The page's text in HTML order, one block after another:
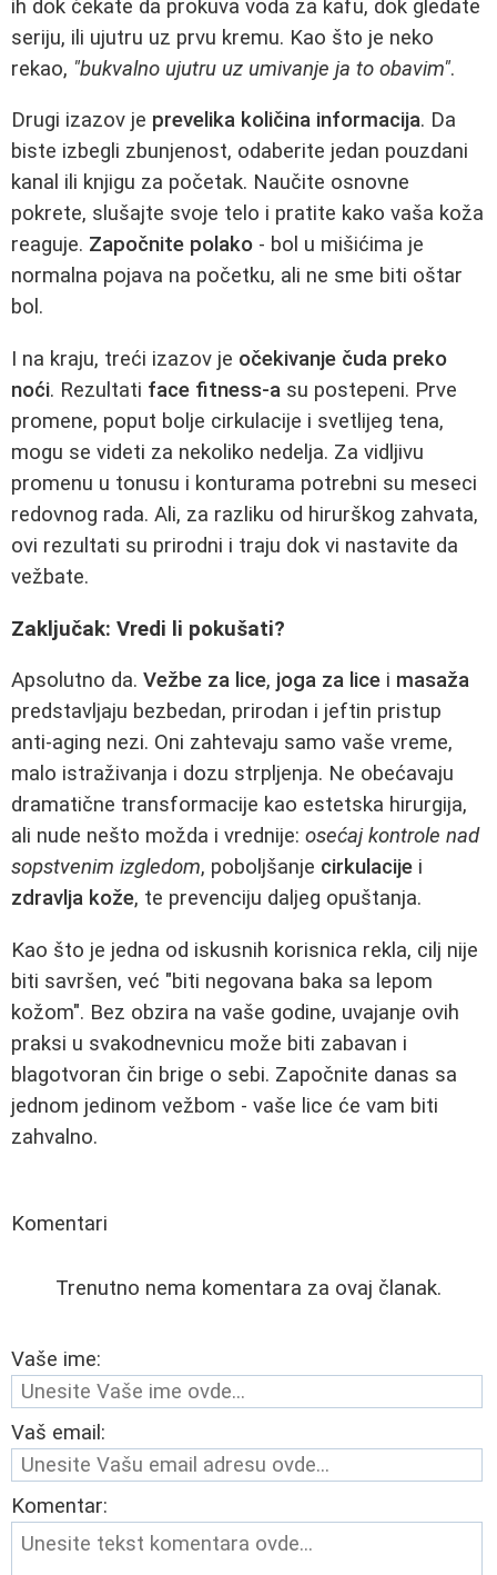
ih dok čekate da prokuva voda za kafu, dok gledate
seriju, ili ujutru uz prvu kremu. Kao što je neko
rekao, "bukvalno ujutru uz umivanje ja to obavim".
Drugi izazov je prevelika količina informacija. Da
biste izbegli zbunjenost, odaberite jedan pouzdani
kanal ili knjigu za početak. Naučite osnovne
pokrete, slušajte svoje telo i pratite kako vaša koža
reaguje. Započnite polako - bol u mišićima je
normalna pojava na početku, ali ne sme biti oštar
bol.
I na kraju, treći izazov je očekivanje čuda preko
noći. Rezultati face fitness-a su postepeni. Prve
promene, poput bolje cirkulacije i svetlijeg tena,
mogu se videti za nekoliko nedelja. Za vidljivu
promenu u tonusu i konturama potrebni su meseci
redovnog rada. Ali, za razliku od hirurškog zahvata,
ovi rezultati su prirodni i traju dok vi nastavite da
vežbate.
Zaključak: Vredi li pokušati?
Apsolutno da. Vežbe za lice, joga za lice i masaža
predstavljaju bezbedan, prirodan i jeftin pristup
anti-aging nezi. Oni zahtevaju samo vaše vreme,
malo istraživanja i dozu strpljenja. Ne obećavaju
dramatične transformacije kao estetska hirurgija,
ali nude nešto možda i vrednije: osećaj kontrole nad
sopstvenim izgledom, poboljšanje cirkulacije i
zdravlja kože, te prevenciju daljeg opuštanja.
Kao što je jedna od iskusnih korisnica rekla, cilj nije
biti savršen, već "biti negovana baka sa lepom
kožom". Bez obzira na vaše godine, uvajanje ovih
praksi u svakodnevnicu može biti zabavan i
blagotvoran čin brige o sebi. Započnite danas sa
jednom jedinom vežbom - vaše lice će vam biti
zahvalno.
Komentari
Trenutno nema komentara za ovaj članak.
Vaše ime:
Vaš email:
Komentar: